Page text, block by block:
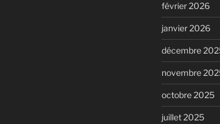
février 2026
janvier 2026
décembre
novembre
octobre 2025
juillet 2025